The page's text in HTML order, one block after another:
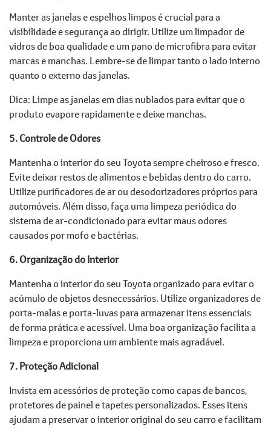
Manter as janelas e espelhos limpos é crucial para a
visibilidade e segurança ao dirigir. Utilize um limpador de
vidros de boa qualidade e um pano de microfibra para evitar
marcas e manchas. Lembre-se de limpar tanto o lado interno
quanto o externo das janelas.
Dica: Limpe as janelas em dias nublados para evitar que o
produto evapore rapidamente e deixe manchas.
5. Controle de Odores
Mantenha o interior do seu Toyota sempre cheiroso e fresco.
Evite deixar restos de alimentos e bebidas dentro do carro.
Utilize purificadores de ar ou desodorizadores próprios para
automóveis. Além disso, faça uma limpeza periódica do
sistema de ar-condicionado para evitar maus odores
causados por mofo e bactérias.
6. Organização do Interior
Mantenha o interior do seu Toyota organizado para evitar o
acúmulo de objetos desnecessários. Utilize organizadores de
porta-malas e porta-luvas para armazenar itens essenciais
de forma prática e acessível. Uma boa organização facilita a
limpeza e proporciona um ambiente mais agradável.
7. Proteção Adicional
Invista em acessórios de proteção como capas de bancos,
protetores de painel e tapetes personalizados. Esses itens
ajudam a preservar o interior original do seu carro e facilitam